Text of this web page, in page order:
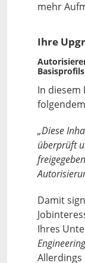
mehr
Ihre
Basisprofils
In
„Diese
überprüft
Damit
Ihres
Engineering
Allerdings